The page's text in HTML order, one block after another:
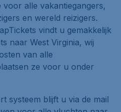
voor alle vakantiegangers,
en wereld reizigers.
vindt u gemakkelijk
naar West Virginia, wij
van alle
ze voor u onder
systeem blijft u via de mail